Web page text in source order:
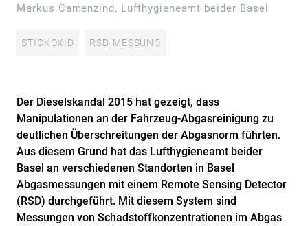
Markus Camenzind, Lufthygieneamt beider Basel
STICKOXID RSD-MESSUNG
Der Dieselskandal 2015 hat gezeigt, dass
Manipulationen an der Fahrzeug-Abgasreinigung zu
deutlichen Überschreitungen der Abgasnorm führten.
Aus diesem Grund hat das Lufthygieneamt beider
Basel an verschiedenen Standorten in Basel
Abgasmessungen mit einem Remote Sensing Detector
(RSD) durchgeführt. Mit diesem System sind
Messungen von Schadstoffkonzentrationen im Abgas